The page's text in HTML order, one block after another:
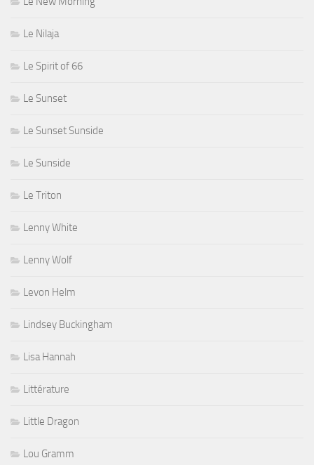
Le Nilaja
Le Spirit of 66
Le Sunset
Le Sunset Sunside
Le Sunside
Le Triton
Lenny White
Lenny Wolf
Levon Helm
Lindsey Buckingham
Lisa Hannah
Littérature
Little Dragon
Lou Gramm